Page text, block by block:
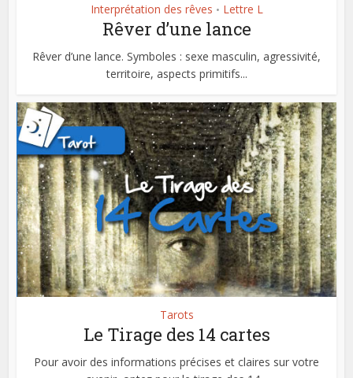
Interprétation des rêves • Lettre L
Rêver d’une lance
Rêver d’une lance. Symboles : sexe masculin, agressivité,
territoire, aspects primitifs...
Tarots
Le Tirage des 14 cartes
Pour avoir des informations précises et claires sur votre